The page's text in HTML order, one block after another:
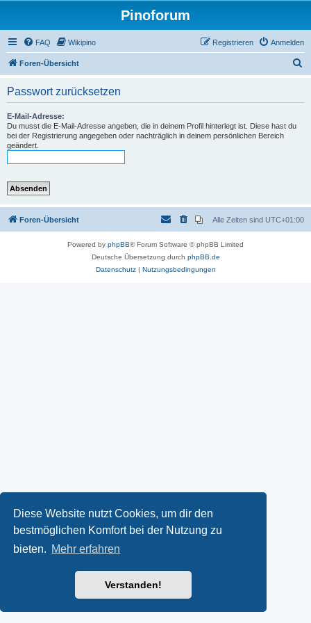
Diese Website nutzt Cookies, um dir den
bestmöglichen Komfort bei der Nutzung zu
bieten. Mehr erfahren
Verstanden!
Pinoforum
FAQ Wikipino Anmelden
Registrieren
Foren-Übersicht
Passwort zurücksetzen
E-Mail-Adresse:
Du musst die E-Mail-Adresse angeben, die in deinem Profil hinterlegt ist. Diese hast du
bei der Registrierung angegeben oder nachträglich in deinem persönlichen Bereich
geändert.
Foren-Übersicht Alle Zeiten sind UTC+01:00
Powered by phpBB® Forum Software © phpBB Limited
Deutsche Übersetzung durch phpBB.de
Datenschutz| Nutzungsbedingungen